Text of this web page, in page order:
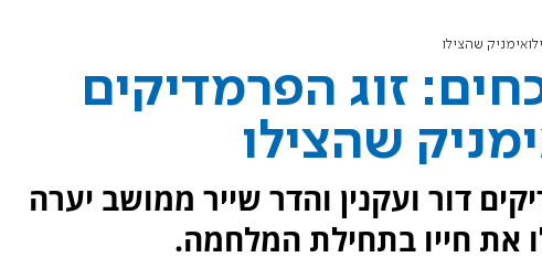
שהצילו
זוג הפרמדיקים
שהצילו
דור ועקנין והדר שייר ממושב יערה
את חייו בתחילת המלחמה.